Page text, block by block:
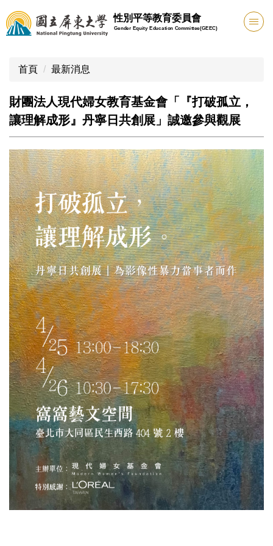
跳
到
主
區
性別平等教育委員會
Gender Equity Education Committee(GEEC)
首頁 最新消息
財團法人現代婦女教育基金會「『打破孤立，
讓理解成形』丹寧日共創展」誠邀參與觀展